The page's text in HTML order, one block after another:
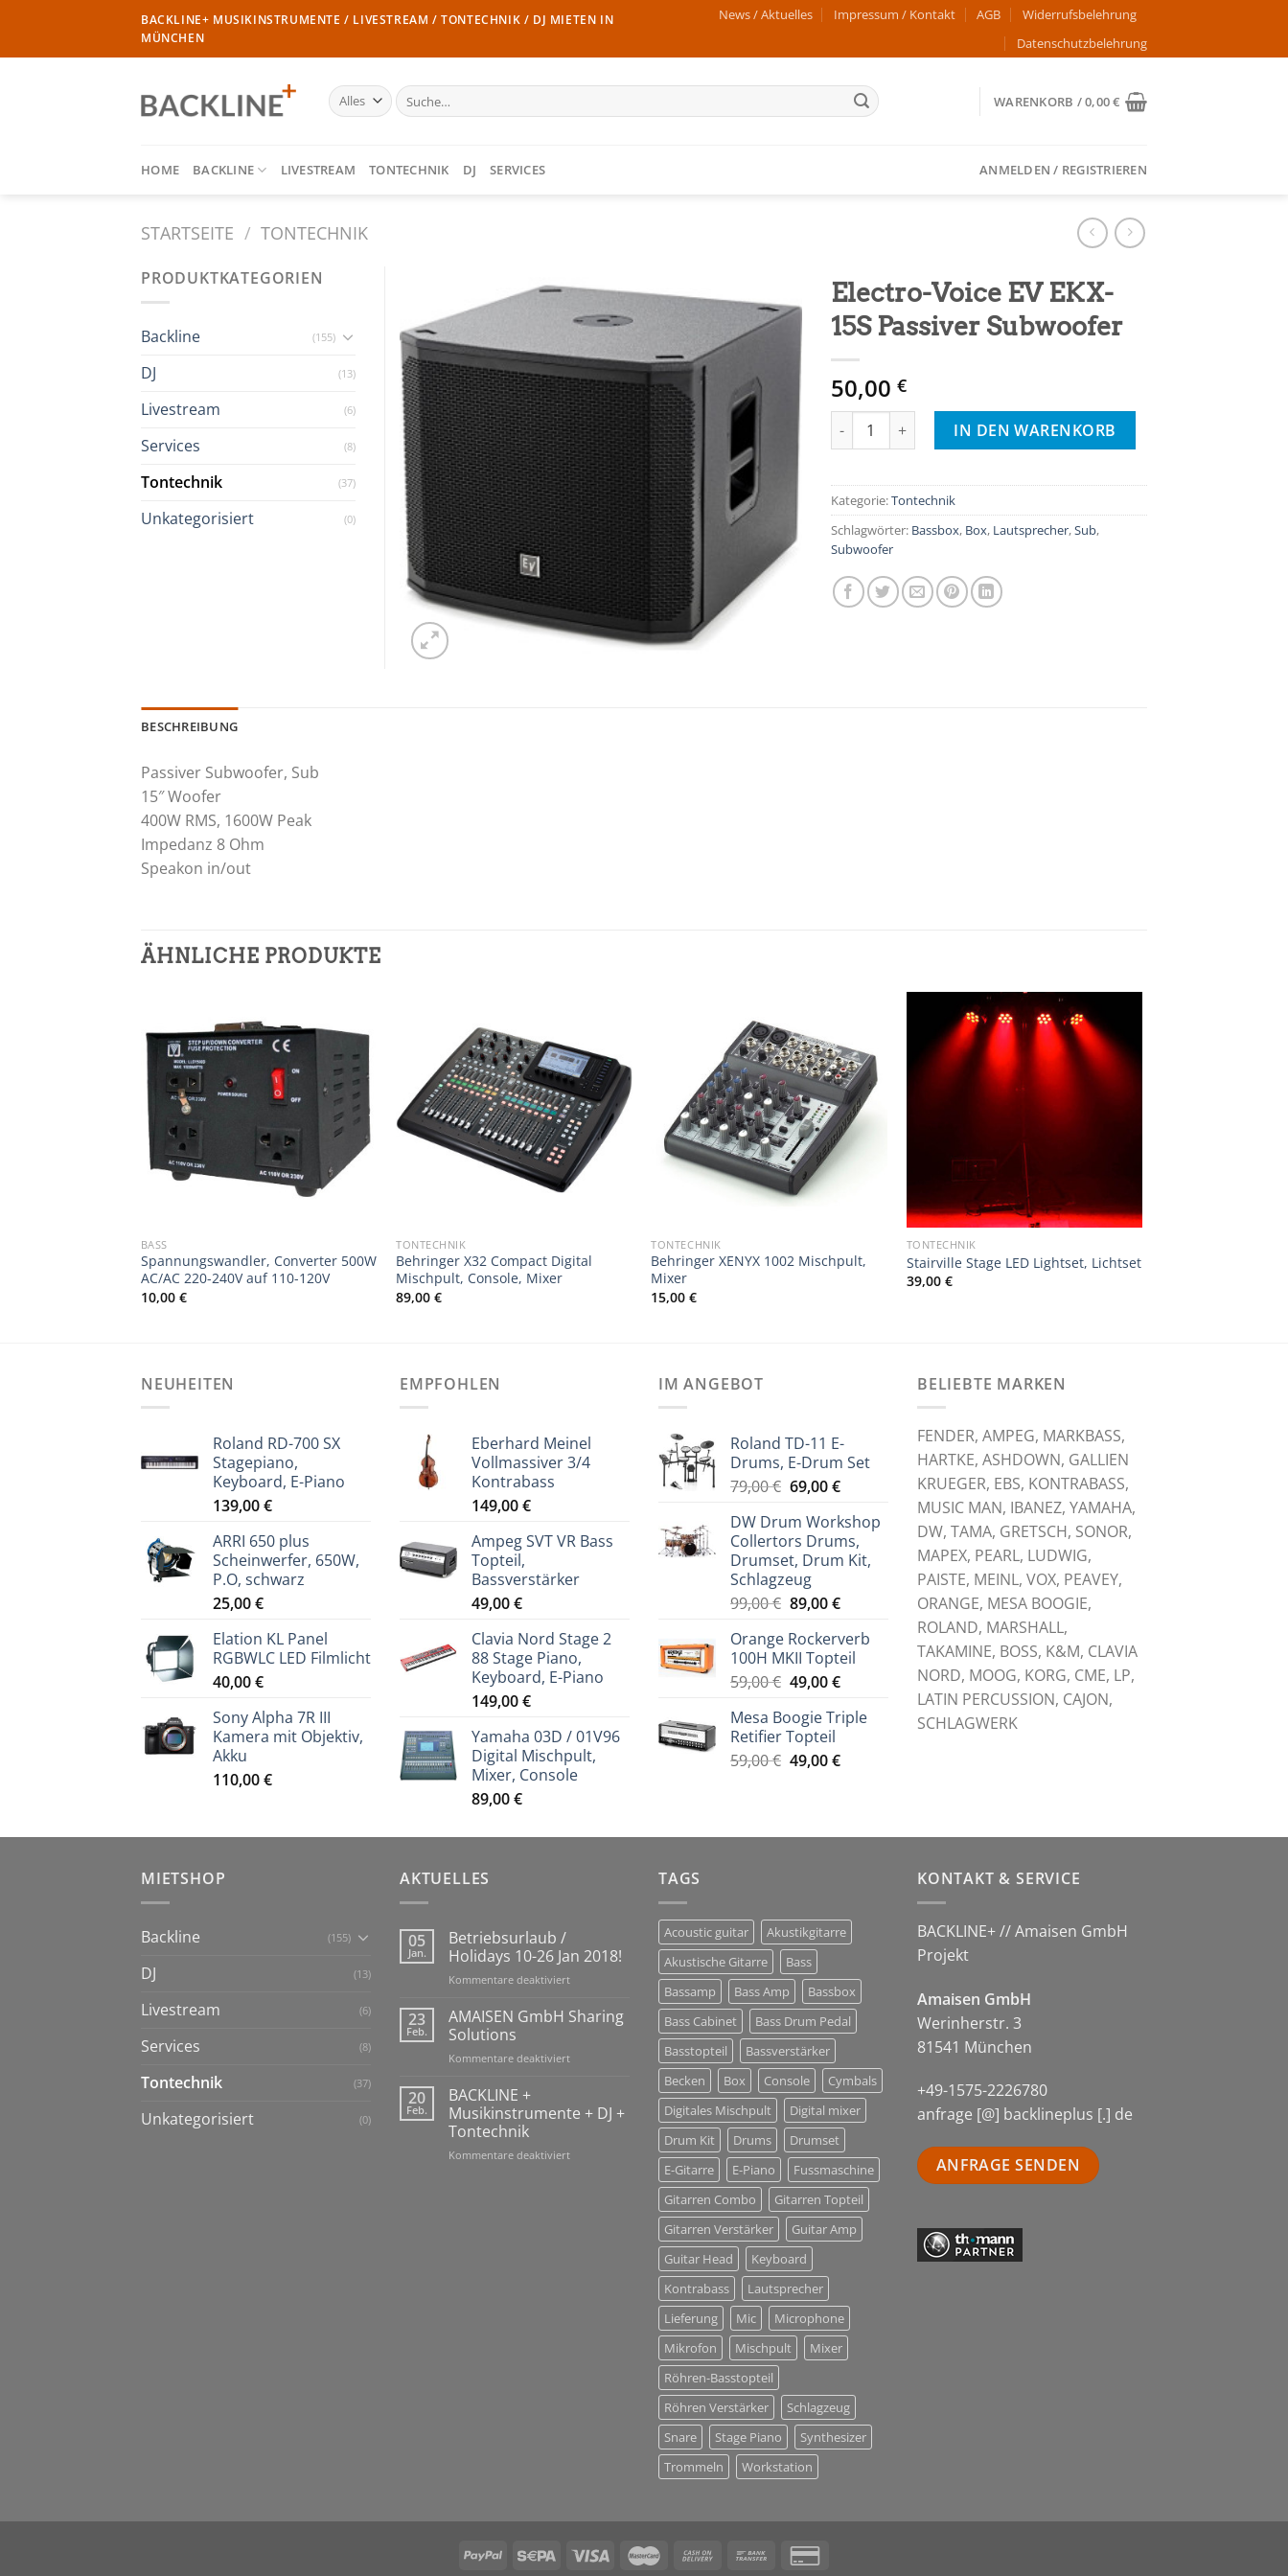
springen
BACKLINE+ MUSIKINSTRUMENTE / LIVESTREAM / TONTECHNIK / DJ MIETEN IN
MÜNCHEN
News / Aktuelles Impressum / Kontakt AGB
Widerrufsbelehrung
Datenschutzbelehrung
Suche
nach:
WARENKORB /0,00€
HOME BACKLINE LIVESTREAM TONTECHNIK DJ SERVICES ANMELDEN / REGISTRIEREN
STARTSEITE / TONTECHNIK
Electro-Voice EV EKX-
15S Passiver Subwoofer
50,00 €
Electro-Voice EV EKX-15S Passiver Subwoofer Menge
IN DEN WARENKORB
Kategorie:Tontechnik
Schlagwörter: Bassbox, Box, Lautsprecher,Sub,
Subwoofer
PRODUKTKATEGORIEN
Backline (155)
DJ (13)
Livestream (6)
Services (8)
Tontechnik (37)
Unkategorisiert (0)
BESCHREIBUNG
Passiver Subwoofer, Sub
15″ Woofer
400W RMS, 1600W Peak
Impedanz 8 Ohm
Speakon in/out
ÄHNLICHE PRODUKTE
BASS
Spannungswandler, Converter 500W
AC/AC 220-240V auf 110-120V
10,00 €
TONTECHNIK
Behringer X32 Compact Digital
Mischpult, Console, Mixer
89,00€
TONTECHNIK
Behringer XENYX 1002 Mischpult,
Mixer
15,00€
TONTECHNIK
Stairville Stage LED Lightset, Lichtset
39,00 €
NEUHEITEN
Roland RD-700 SX
Stagepiano,
Keyboard, E-Piano
139,00€
ARRI 650 plus
Scheinwerfer, 650W,
P.O, schwarz
25,00€
Elation KL Panel
RGBWLC LED Filmlicht
40,00€
Sony Alpha 7R III
Kamera mit Objektiv,
Akku
110,00€
EMPFOHLEN
Eberhard Meinel
Vollmassiver 3/4
Kontrabass
149,00€
Ampeg SVT VR Bass
Topteil,
Bassverstärker
49,00€
Clavia Nord Stage 2
88 Stage Piano,
Keyboard, E-Piano
149,00€
Yamaha 03D / 01V96
Digital Mischpult,
Mixer, Console
89,00€
IM ANGEBOT
Roland TD-11 E-
Drums, E-Drum Set
79,00€ Ursprünglicher
war:
79,00 €
69,00€Aktueller
ist:
69,00 €.
DW Drum Workshop
Collertors Drums,
Drumset, Drum Kit,
Schlagzeug
99,00€ Ursprünglicher
war:
99,00 €
89,00€Aktueller
ist:
89,00 €.
Orange Rockerverb
100H MKII Topteil
59,00€ Ursprünglicher
war:
59,00 €
49,00€Aktueller
ist:
Mesa Boogie Triple
Retifier Topteil
59,00€ Ursprünglicher
49,00€Aktueller
BELIEBTE MARKEN
FENDER, AMPEG, MARKBASS,
HARTKE, ASHDOWN, GALLIEN
KRUEGER, EBS, KONTRABASS,
MUSIC MAN, IBANEZ, YAMAHA,
DW, TAMA, GRETSCH, SONOR,
MAPEX, PEARL, LUDWIG,
PAISTE, MEINL, VOX, PEAVEY,
ORANGE, MESA BOOGIE,
ROLAND, MARSHALL,
TAKAMINE, BOSS, K&M, CLAVIA
NORD, MOOG, KORG, CME, LP,
LATIN PERCUSSION, CAJON,
SCHLAGWERK
MIETSHOP
Backline (155)
DJ (13)
Livestream (6)
Services (8)
Tontechnik (37)
Unkategorisiert (0)
AKTUELLES
05
Jan.
Betriebsurlaub /
Holidays 10-26 Jan 2018!
Kommentare deaktiviertfür
/
26
23
Feb.
AMAISEN GmbH Sharing
Solutions
Kommentare deaktiviertfür
Sharing
Solutions
20
Feb.
BACKLINE +
Musikinstrumente + DJ +
Tontechnik
Kommentare deaktiviertfür
TAGS
Acoustic guitar
Akustikgitarre
Akustische Gitarre
Bass
Bassamp
Bass Amp
Bassbox
Bass Cabinet
Bass Drum Pedal
Basstopteil
Bassverstärker
Becken
Box Console
Cymbals
Digitales Mischpult
Digital mixer
Drum Kit
Drums
Drumset
E-Gitarre
E-Piano
Fussmaschine
Gitarren Combo
Gitarren Topteil
Gitarren Verstärker
Guitar Amp
Guitar Head
Keyboard
Kontrabass
Lautsprecher
Lieferung
Mic
Microphone
Mikrofon
Mischpult
Mixer
Röhren-Basstopteil
Röhren Verstärker
Schlagzeug
Snare
Stage Piano
Synthesizer
Trommeln
Workstation
KONTAKT & SERVICE
BACKLINE+ // Amaisen GmbH
Projekt
Amaisen GmbH
Werinherstr. 3
81541 München
+49-1575-2226780
anfrage [@] backlineplus [.] de
ANFRAGE SENDEN